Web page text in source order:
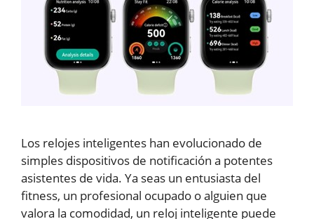
Los relojes inteligentes han evolucionado de
simples dispositivos de notificación a potentes
asistentes de vida. Ya seas un entusiasta del
fitness, un profesional ocupado o alguien que
valora la comodidad, un reloj inteligente puede